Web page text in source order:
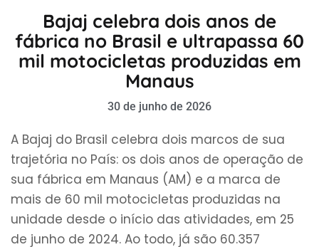
Bajaj celebra dois anos de
fábrica no Brasil e ultrapassa 60
mil motocicletas produzidas em
Manaus
30 de junho de 2026
A Bajaj do Brasil celebra dois marcos de sua
trajetória no País: os dois anos de operação de
sua fábrica em Manaus (AM) e a marca de
mais de 60 mil motocicletas produzidas na
unidade desde o início das atividades, em 25
de junho de 2024. Ao todo, já são 60.357